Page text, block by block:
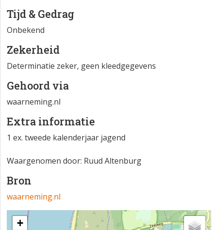
Tijd & Gedrag
Onbekend
Zekerheid
Determinatie zeker, geen kleedgegevens
Gehoord via
waarneming.nl
Extra informatie
1 ex. tweede kalenderjaar jagend
Waargenomen door: Ruud Altenburg
Bron
waarneming.nl
+